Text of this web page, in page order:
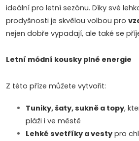
n
g
c
n
ideální pro letní sezónu. Díky své
prodyšnosti je skvělou volbou pro
nejen dobře vypadají, ale také se
Letní módní kousky plné energie
Z této příze můžete vytvořit:
Tuniky, šaty, sukně a topy,
pláži i ve městě
Lehké svetříky a vesty pro